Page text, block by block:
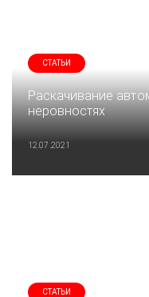
СТАТЬИ
Раскачивание
неровностях
12.07.2021
СТАТЬИ